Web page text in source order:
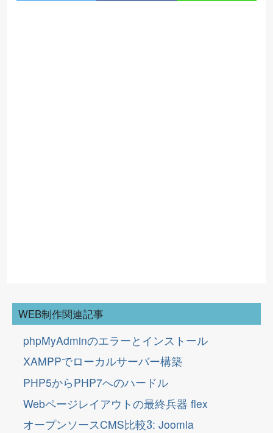
WEB制作関連記事
phpMyAdminのエラーとインストール
XAMPPでローカルサーバー構築
PHP5からPHP7へのハードル
Webページレイアウトの最終兵器 flex
オープンソースCMS比較
3
: Joomla